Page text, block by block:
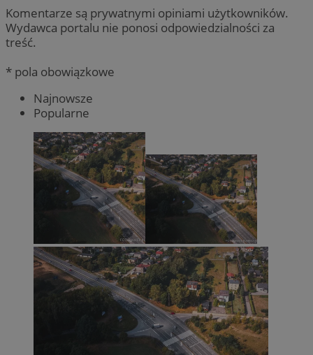
Komentarze są prywatnymi opiniami użytkowników.
Wydawca portalu nie ponosi odpowiedzialności za
treść.
* pola obowiązkowe
Najnowsze
Popularne